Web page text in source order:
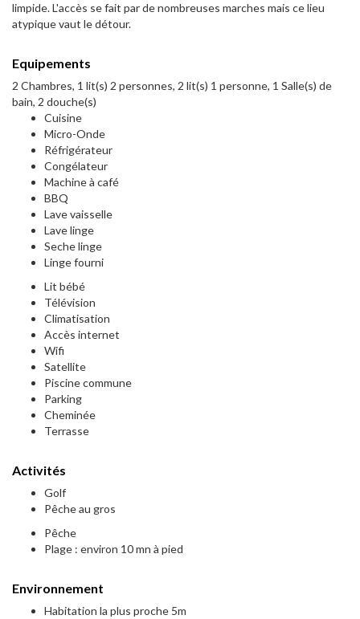
limpide. L'accès se fait par de nombreuses marches mais ce lieu
atypique vaut le détour.
Equipements
2 Chambres, 1 lit(s) 2 personnes, 2 lit(s) 1 personne, 1 Salle(s) de
bain, 2 douche(s)
Cuisine
Micro-Onde
Réfrigérateur
Congélateur
Machine à café
BBQ
Lave vaisselle
Lave linge
Seche linge
Linge fourni
Lit bébé
Télévision
Climatisation
Accès internet
Wifi
Satellite
Piscine commune
Parking
Cheminée
Terrasse
Activités
Golf
Pêche au gros
Pêche
Plage : environ 10 mn à pied
Environnement
Habitation la plus proche 5m